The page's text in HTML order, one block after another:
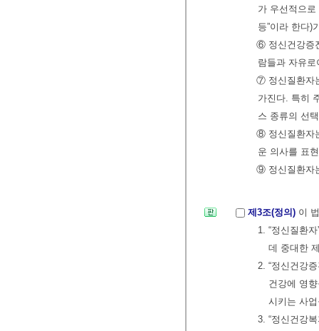
가 우선적으
등”이라 한다)
⑥ 정신건강증
람들과 자유
⑦ 정신질환자
가진다. 특히
스 종류의 선
⑧ 정신질환자
운 의사를 표
⑨ 정신질환자
제3조(정의) 이
1. “정신질환
데 중대한
2. “정신건강
건강에 영
시키는 사
3. “정신건강